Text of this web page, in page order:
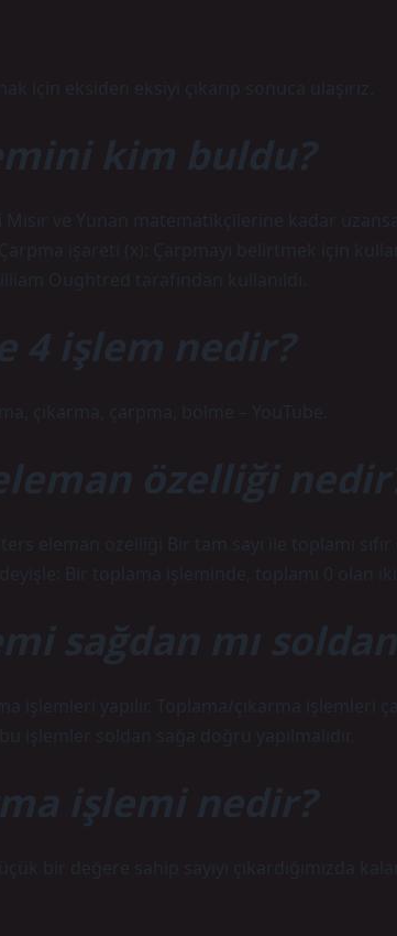
için eksiden eksiyi çıkarıp sonuca ulaşırız.
kim buldu?
Mısır ve Yunan matematikçilerine kadar
işareti (x): Çarpmayı belirtmek için
Oughtred tarafından kullanıldı.
4 işlem nedir?
çıkarma, çarpma, bölme – YouTube.
özelliği
ters eleman özelliği Bir tam sayı ile toplamı
deyişle: Bir toplama işleminde, toplamı 0 olan
sağdan mı
işlemleri yapılır. Toplama/çıkarma işlemleri
işlemler soldan sağa doğru yapılmalıdır.
işlemi nedir?
bir değere sahip sayıyı çıkardığımızda